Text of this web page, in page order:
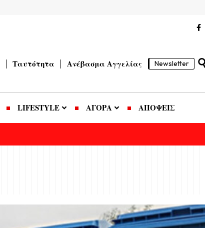
Ταυτότητα Ανέβασμα Αγγελίας Newsletter
LIFESTYLE ΑΓΟΡΑ ΑΠΟΨΕΙΣ